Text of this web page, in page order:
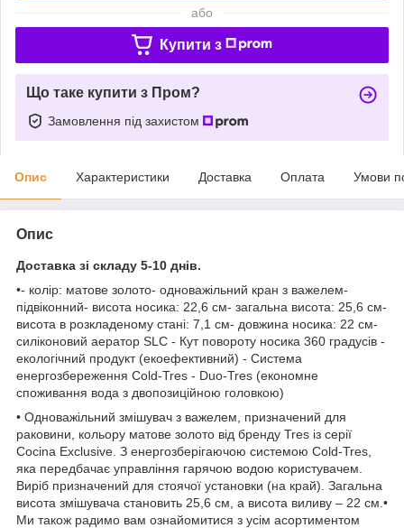
або
Купити з
Що таке купити з Пром?
Замовлення під захистом
Опис Характеристики Доставка Оплата Умови
Опис
Доставка зі складу 5-10 днів.
•- колір: матове золото- одноважільний кран з важелем-
підвіконний- висота носика: 22,6 см- загальна висота: 25,6 см-
висота в розкладеному стані: 7,1 см- довжина носика: 22 см-
силіконовий аератор SLC - Кут повороту носика 360 градусів -
екологічний продукт (екоефективний) - Система
енергозбереження Cold-Tres - Duo-Tres (економне
споживання вода з двопозиційною головкою)
• Одноважільний змішувач з важелем, призначений для
раковини, кольору матове золото від бренду Tres із серії
Cocina Exclusive. З енергозберігаючою системою Cold-Tres,
яка передбачає управління гарячою водою користувачем.
Виріб призначений для стоячої установки (на край). Загальна
висота змішувача становить 25,6 см, а висота виливу – 22 см.•
Ми також радимо вам ознайомитися з усім асортиментом